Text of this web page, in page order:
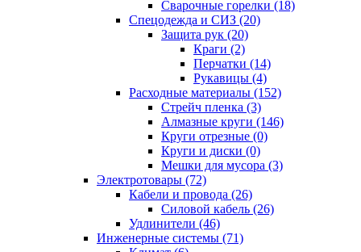
Сварочные горелки (18)
Спецодежда и СИЗ (20)
Защита рук (20)
Краги (2)
Перчатки (14)
Рукавицы (4)
Расходные материалы (152)
Стрейч пленка (3)
Алмазные круги (146)
Круги отрезные (0)
Круги и диски (0)
Мешки для мусора (3)
Электротовары (72)
Кабели и провода (26)
Силовой кабель (26)
Удлинители (46)
Инженерные системы (71)